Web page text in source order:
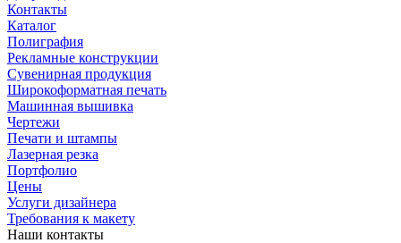
Контакты
Каталог
Полиграфия
Рекламные конструкции
Сувенирная продукция
Широкоформатная печать
Машинная вышивка
Чертежи
Печати и штампы
Лазерная резка
Портфолио
Цены
Услуги дизайнера
Требования к макету
Наши контакты